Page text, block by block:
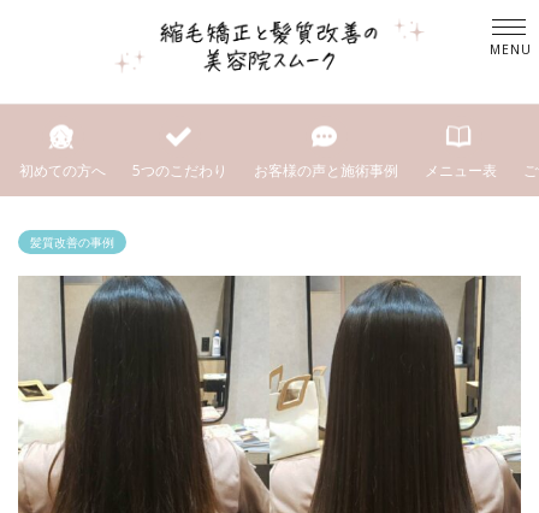
初めての方へ 5つのこだわり お客様の声と施術事例 メニュー表
髪質改善の事例